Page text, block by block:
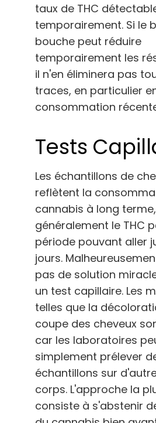
taux de THC
temporairement. Si le
bouche peut réduire
temporairement les
il n'en éliminera pas
traces, en particulier
consommation
Tests
Les échantillons de
reflètent la
cannabis à long
généralement le THC
période pouvant aller
jours.
pas de solution
un test capillaire. Les
telles que la
coupe des cheveux
car les laboratoires
simplement prélever
échantillons sur
corps. L'approche la
consiste à s'abstenir